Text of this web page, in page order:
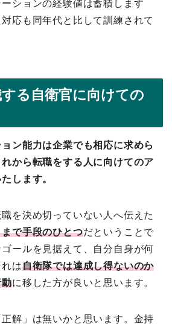
ションの経験値は蓄積します
応も同年代と比して訓練されて
る自衛官に向けての
ン能力は企業でも相応に求めら
から転職をする人に向けてのア
します。
を決め切っていない人へ伝えた
で手段のひとつだということで
ールを見据えて、自分自身が何
は自衛隊では達成し得ないのか
動に移した方が良いと思います。
解」は無いかと思います。金持